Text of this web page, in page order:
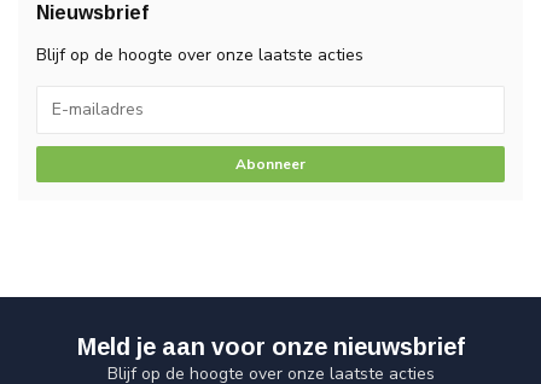
Nieuwsbrief
Blijf op de hoogte over onze laatste acties
Abonneer
Meld je aan voor onze nieuwsbrief
Blijf op de hoogte over onze laatste acties